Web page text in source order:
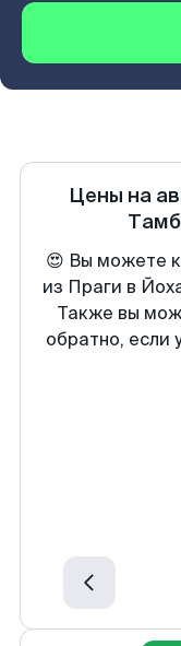
Цены на
😍 Вы можете
из Праги в
Также вы
обратно, если